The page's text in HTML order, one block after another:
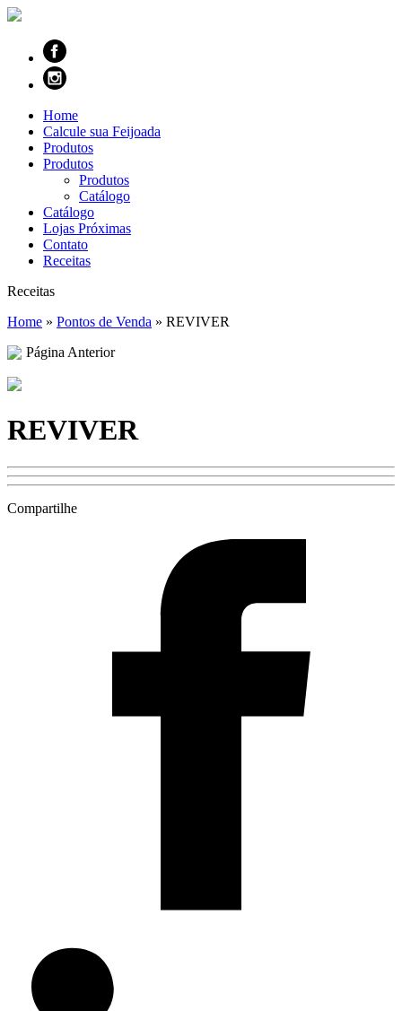
Home
Calcule sua Feijoada
Produtos
Produtos
Produtos
Catálogo
Catálogo
Lojas Próximas
Contato
Receitas
Receitas
Home » Pontos de Venda » REVIVER
Página Anterior
REVIVER
Compartilhe